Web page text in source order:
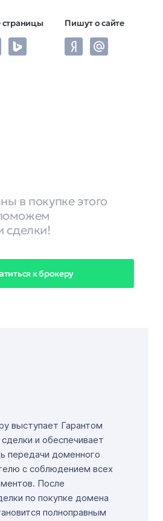
Пишут о сайте
в покупке этого
сделки!
к брокеру
выступает Гарантом
и обеспечивает
передачи доменного
с соблюдением всех
После
по покупке домена
полноправным